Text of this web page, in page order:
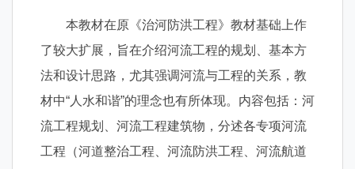
本教材在原《治河防洪工程》教材基础上作
了较大扩展，旨在介绍河流工程的规划、基本方
法和设计思路，尤其强调河流与工程的关系，教
材中“人水和谐”的理念也有所体现。内容包括：河
流工程规划、河流工程建筑物，分述各专项河流
工程（河道整治工程、河流防洪工程、河流航道